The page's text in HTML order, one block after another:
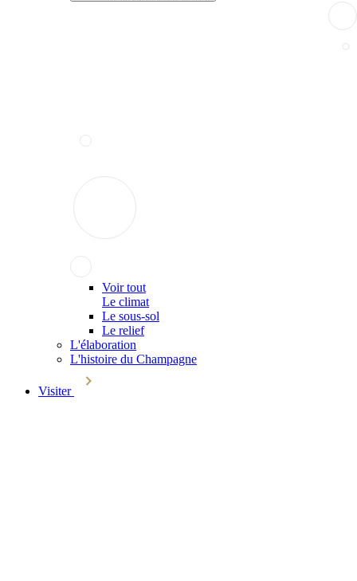
Voir tout
Le climat
Le sous-sol
Le relief
L'élaboration
L'histoire du Champagne
Visiter